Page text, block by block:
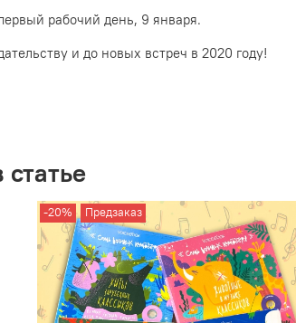
рабочий день, 9 января.
и до новых встреч в 2020 году!
-20% Предзаказ